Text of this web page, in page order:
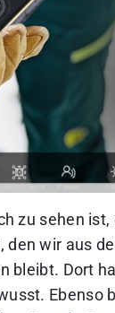
zu sehen ist,
, den wir aus
bleibt. Dort
Ebenso